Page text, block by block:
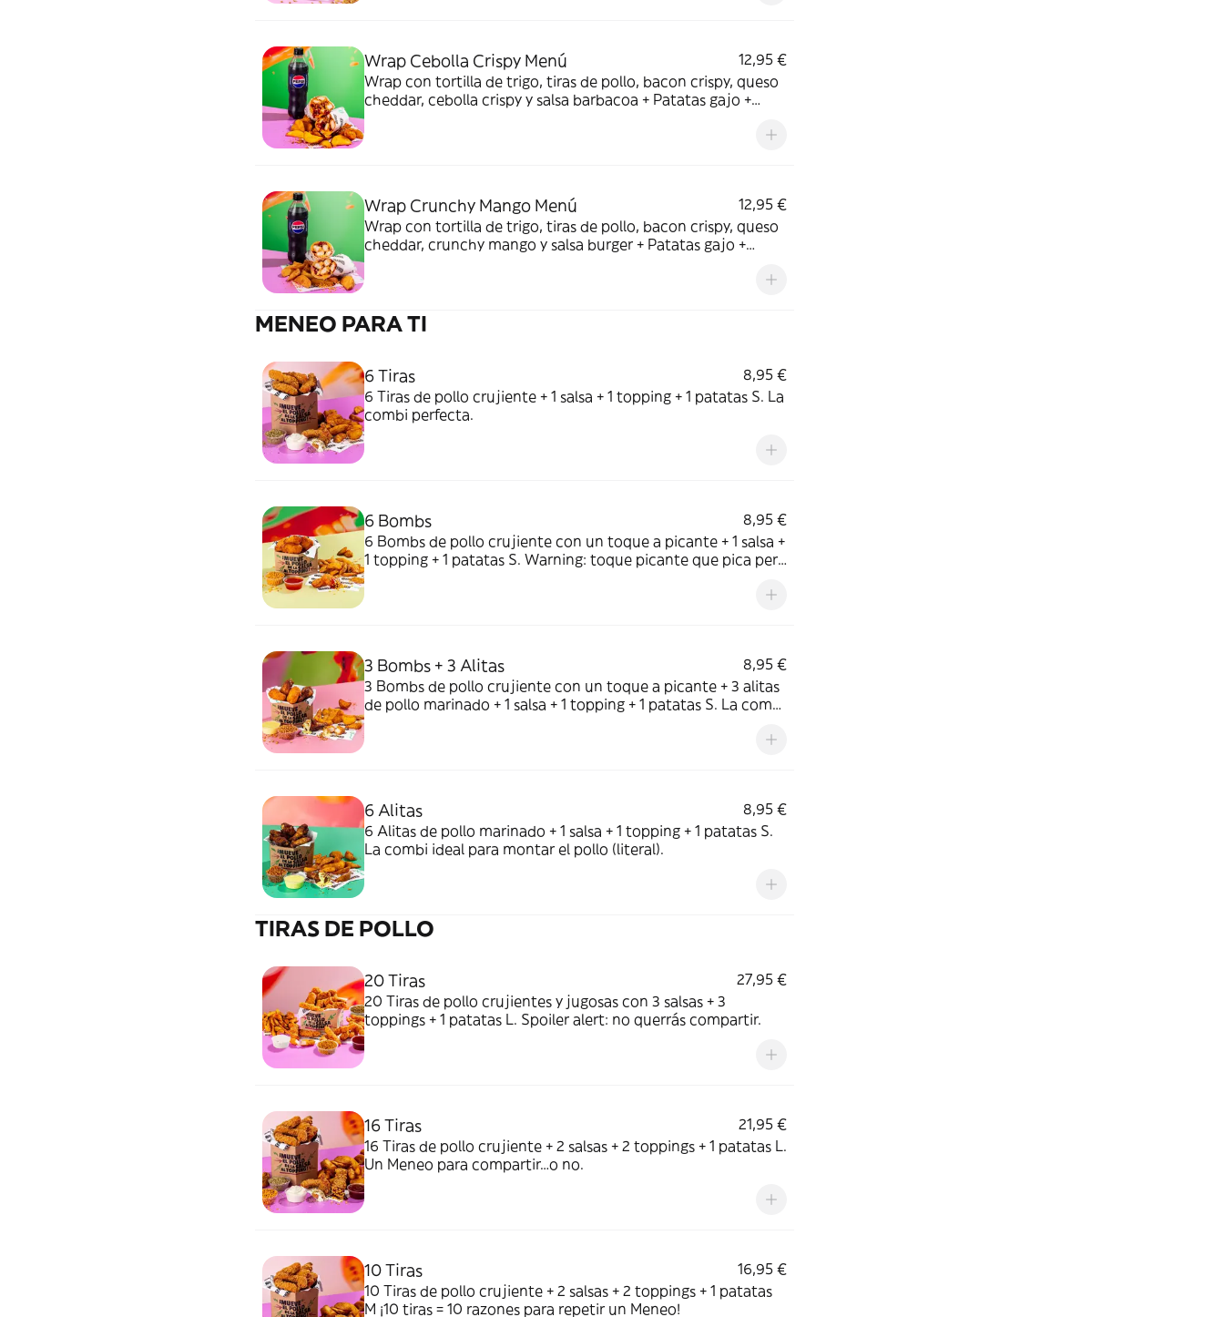
Wrap Cebolla Crispy Menú
12,95 €
Wrap con tortilla de trigo, tiras de pollo, bacon crispy, queso
cheddar, cebolla crispy y salsa barbacoa + Patatas gajo +
Wrap Crunchy Mango Menú
12,95 €
Wrap con tortilla de trigo, tiras de pollo, bacon crispy, queso
cheddar, crunchy mango y salsa burger + Patatas gajo +
MENEO PARA TI
6 Tiras
8,95 €
6 Tiras de pollo crujiente + 1 salsa + 1 topping + 1 patatas S. La
combi perfecta.
6 Bombs
8,95 €
6 Bombs de pollo crujiente con un toque a picante + 1 salsa +
1 topping + 1 patatas S. Warning: toque picante que pica pero
3 Bombs + 3 Alitas
8,95 €
3 Bombs de pollo crujiente con un toque a picante + 3 alitas
de pollo marinado + 1 salsa + 1 topping + 1 patatas S. La combi
6 Alitas
8,95 €
6 Alitas de pollo marinado + 1 salsa + 1 topping + 1 patatas S.
La combi ideal para montar el pollo (literal).
TIRAS DE POLLO
20 Tiras
27,95 €
20 Tiras de pollo crujientes y jugosas con 3 salsas + 3
toppings + 1 patatas L. Spoiler alert: no querrás compartir.
16 Tiras
21,95 €
16 Tiras de pollo crujiente + 2 salsas + 2 toppings + 1 patatas L.
Un Meneo para compartir…o no.
10 Tiras
16,95 €
10 Tiras de pollo crujiente + 2 salsas + 2 toppings + 1 patatas
M ¡10 tiras = 10 razones para repetir un Meneo!